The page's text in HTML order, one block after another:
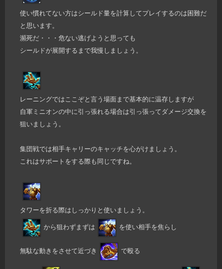
使い慣れてない方はシールド量を計算してプレイするのは困難だ
と思います。
瀕死だ・・・危ない逃げようと思っても
シールドが展開するまで我慢しましょう。
レーニングではここぞと言う場面まで基本的に温存しますが
自軍ミニオンの中に引っ張れる場合は引っ張ってダメージ交換を
狙いましょう。
集団戦では相手キャリーのキャッチを心がけましょう。
これはサポートをする際も同じですね。
タワーを折る際はしっかりと使いましょう。
から狙わずまずは
を使い相手を焦らし
無駄な動きをさせて近づき で殴る